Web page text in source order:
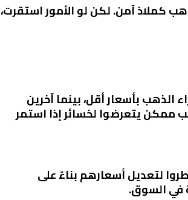
كملاذ آمن. لكن لو الأمور استقرت،
بأسعار أقل، بينما آخرين
ممكن يتعرضوا لخسائر إذا استمر
لتعديل أسعارهم بناءً على
في السوق.